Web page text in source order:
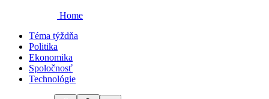
Home
Téma týždňa
Politika
Ekonomika
Spoločnosť
Technológie